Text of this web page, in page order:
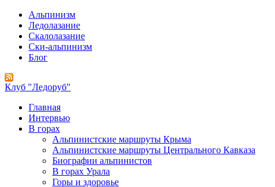
Альпинизм
Ледолазание
Скалолазание
Ски-альпинизм
Блог
Клуб "Ледоруб"
Главная
Интервью
В горах
Альпинистские маршруты Крыма
Альпинистские маршруты Центрального Кавказа
Биографии альпинистов
В горах Урала
Горы и здоровье